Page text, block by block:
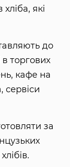
які
до
торгових
кафе на
сервіси
за